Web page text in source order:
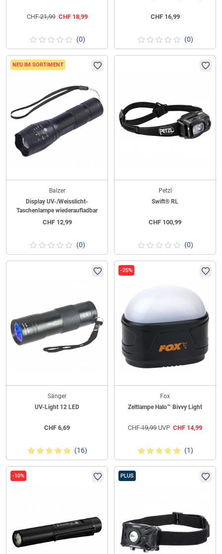
CHF21,99 CHF18,99
(0)
CHF16,99
(0)
NEU IM SORTIMENT
Balzer
Display UV-/Weisslicht-
Taschenlampe wiederaufladbar
CHF12,99
(0)
Petzl
Swift® RL
CHF 100,99
(0)
Sänger
UV-Light 12 LED
CHF 6,69
(16)
-25%
Fox
Zeltlampe Halo™ Bivvy Light
CHF19,99 UVP CHF 14,99
(1)
-10% PLUS